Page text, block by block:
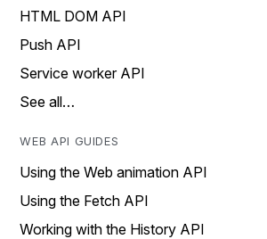
HTML DOM API
Push API
Service worker API
See all…
WEB API GUIDES
Using the Web animation API
Using the Fetch API
Working with the History API